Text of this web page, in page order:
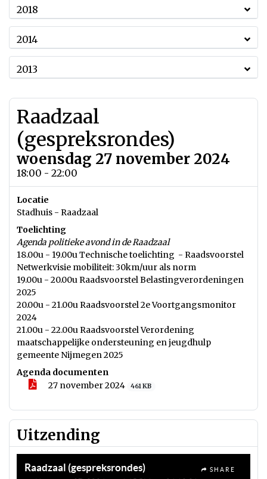
2018
2014
2013
Raadzaal
(gespreksrondes)
woensdag 27 november 2024
18:00 - 22:00
Locatie
Stadhuis - Raadzaal
Toelichting
Agenda politieke avond in de Raadzaal
18.00u - 19.00u Technische toelichting - Raadsvoorstel
Netwerkvisie mobiliteit: 30km/uur als norm
19.00u - 20.00u Raadsvoorstel Belastingverordeningen
2025
20.00u - 21.00u Raadsvoorstel 2e Voortgangsmonitor
2024
21.00u - 22.00u Raadsvoorstel Verordening
maatschappelijke ondersteuning en jeugdhulp
gemeente Nijmegen 2025
Agenda documenten
27 november 2024
461 KB
Uitzending